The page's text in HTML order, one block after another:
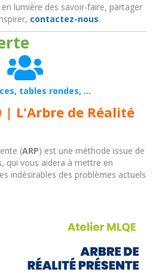
lumière des savoir-faire, partager
contactez-nous.
tables rondes, ...
| L'Arbre de Réalité
(ARP) est une méthode issue de
qui vous aidera à mettre en
indésirables des problèmes actuels